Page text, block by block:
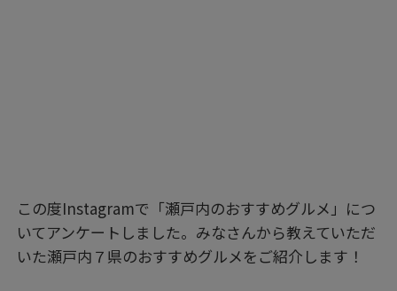
この度Instagramで「瀬戸内のおすすめグルメ」につ
いてアンケートしました。みなさんから教えていただ
いた瀬戸内７県のおすすめグルメをご紹介します！